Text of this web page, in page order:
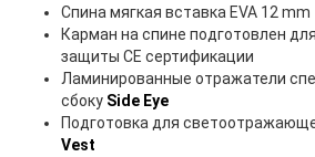
Спина мягкая вставка EVA 12 mm
Карман на спине подготовлен
защиты CE сертификации
Ламинированные отражатели
сбоку Side Eye
Подготовка для
Vest